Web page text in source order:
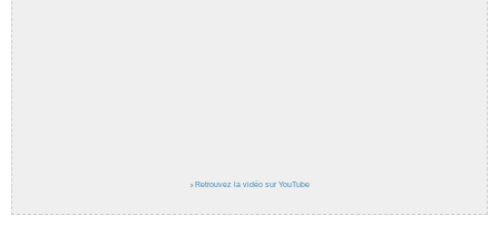
› Retrouvez la vidéo sur YouTube